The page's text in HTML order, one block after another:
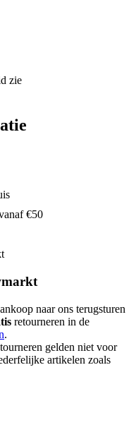
zie
€50
naar ons terugsturen
retourneren in de
.
gelden niet voor
artikelen zoals